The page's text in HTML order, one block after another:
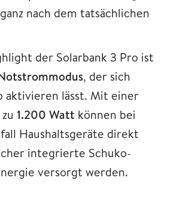
nach dem tatsächlichen
der Solarbank 3 Pro ist
, der sich
aktivieren lässt. Mit einer
1.200 Watt können bei
Haushaltsgeräte direkt
integrierte Schuko-
versorgt werden.